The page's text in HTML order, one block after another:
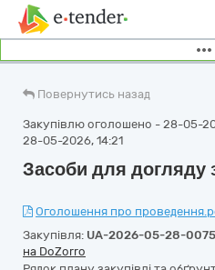
Повернутись назад
Закупівлю оголошено - 28-05-
28-05-2026, 14:21
Засоби для догляду
Оголошення про
Закупівля: UA-2026-05-28-
на DoZorro